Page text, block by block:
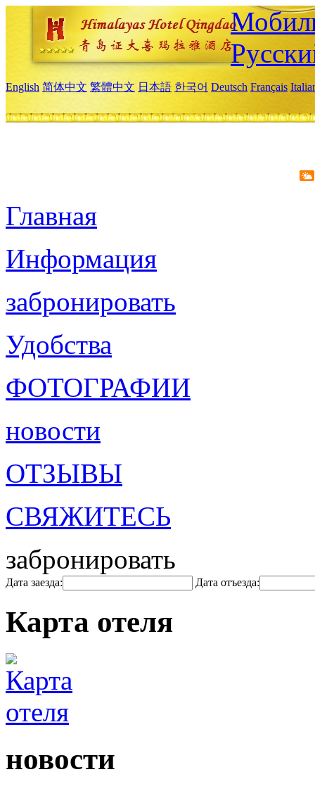
English 简体中文 繁體中文 日本語 한국어 Deutsch Français
Главная
Информация
забронировать
Удобства
ФОТОГРАФИИ
новости
ОТЗЫВЫ
СВЯЖИТЕСЬ
забронировать
Дата заезда: Дата отъезда:
Карта отеля
новости